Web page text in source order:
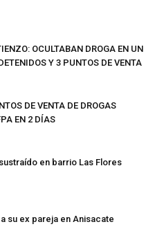
OCULTABAN DROGA EN UN
Y 3 PUNTOS DE VENTA
DE VENTA DE DROGAS
EN 2 DÍAS
en barrio Las Flores
su ex pareja en Anisacate